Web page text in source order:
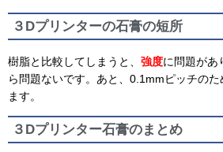
３Dプリンターの石膏の短所
樹脂と比較してしまうと、 強度に問題があ
ら問題ないです。あと、0.1mmピッチの
ます。
３Dプリンター石膏のまとめ